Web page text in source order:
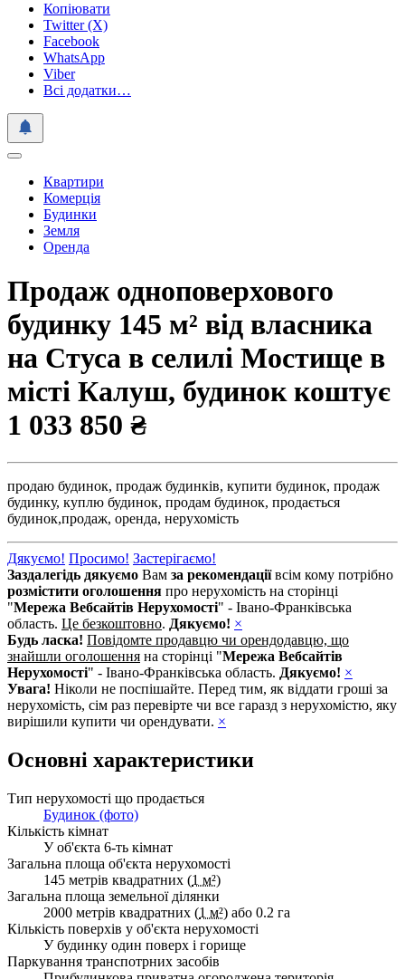
Копіювати
Twitter (X)
Facebook
WhatsApp
Viber
Всі додатки…
Квартири
Комерція
Будинки
Земля
Оренда
Продаж одноповерхового
будинку 145 м² від власника
на Стуса в селилі Мостище в
місті Калуш, будинок коштує
1 033 850 ₴
продаю будинок, продаж будинків, купити будинок, продаж
будинку, куплю будинок, продам будинок, продається
будинок,продаж, оренда, нерухомість
Дякуємо! Просимо! Застерігаємо!
Заздалегідь дякуємо Вам за рекомендаціївсім кому потрібно
розмістити оголошення про нерухомість на сторінці
"Мережа Вебсайтів Нерухомості" - Івано-Франківська
область. Це безкоштовно. Дякуємо! ×
Будь ласка! Повідомте продавцю чи орендодавцю, що
знайшли оголошення на сторінці "Мережа Вебсайтів
Нерухомості" - Івано-Франківська область. Дякуємо! ×
Увага! Ніколи не поспішайте. Перед тим, як віддати гроші за
нерухомість, сім раз перевірте чи все гаразд з нерухомістю, яку
вирішили купити чи орендувати. ×
Основні характеристики
Тип нерухомості що продається
Будинок (фото)
Кількість кімнат
У об'єкта 6-ть кімнат
Загальна площа об'єкта нерухомості
145 метрів квадратних (1 м²)
Загальна площа земельної ділянки
2000 метрів квадратних (1 м²) або 0.2 га
Кількість поверхів у об'єкта нерухомості
У будинку один поверх і горище
Паркування транспотрних засобів